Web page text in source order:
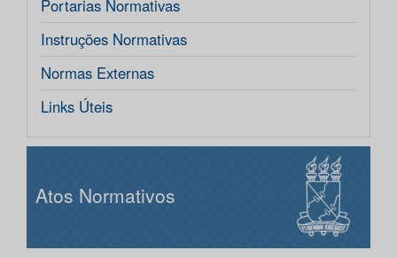
Portarias Normativas
Instruções Normativas
Normas Externas
Links Úteis
Atos Normativos